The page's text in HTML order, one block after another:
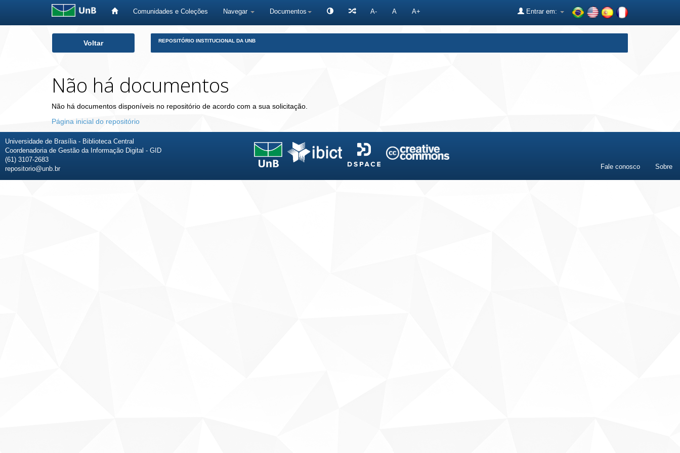
Comunidades e Coleções Navegar Documentos A- A A+ Entrar em:
Voltar REPOSITÓRIO INSTITUCIONAL DA UNB
Não há documentos
Não há documentos disponíveis no repositório de acordo com a sua solicitação.
Página inicial do repositório
Universidade de Brasília - Biblioteca Central
Coordenadoria de Gestão da Informação Digital - GID
(61) 3107-2683
repositorio@unb.br
Fale conosco Sobre